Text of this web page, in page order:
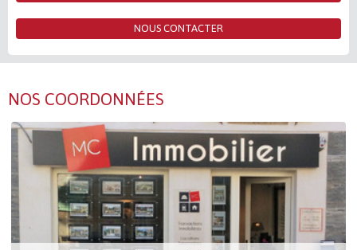
NOUS CONTACTER
NOS COORDONNÉES